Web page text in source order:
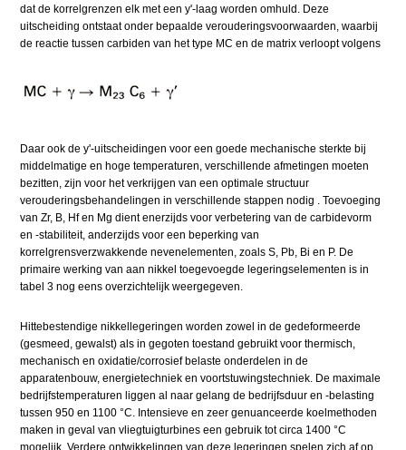
dat de korrelgrenzen elk met een y'-laag worden omhuld. Deze
uitscheiding ontstaat onder bepaalde verouderingsvoorwaarden, waarbij
de reactie tussen carbiden van het type MC en de matrix verloopt volgens
Daar ook de y'-uitscheidingen voor een goede mechanische sterkte bij
middelmatige en hoge temperaturen, verschillende afmetingen moeten
bezitten, zijn voor het verkrijgen van een optimale structuur
verouderingsbehandelingen in verschillende stappen nodig . Toevoeging
van Zr, B, Hf en Mg dient enerzijds voor verbetering van de carbidevorm
en -stabiliteit, anderzijds voor een beperking van
korrelgrensverzwakkende nevenelementen, zoals S, Pb, Bi en P. De
primaire werking van aan nikkel toegevoegde legeringselementen is in
tabel 3 nog eens overzichtelijk weergegeven.
Hittebestendige nikkellegeringen worden zowel in de gedeformeerde
(gesmeed, gewalst) als in gegoten toestand gebruikt voor thermisch,
mechanisch en oxidatie/corrosief belaste onderdelen in de
apparatenbouw, energietechniek en voortstuwingstechniek. De maximale
bedrijfstemperaturen liggen al naar gelang de bedrijfsduur en -belasting
tussen 950 en 1100 °C. Intensieve en zeer genuanceerde koelmethoden
maken in geval van vliegtuigturbines een gebruik tot circa 1400 °C
mogelijk. Verdere ontwikkelingen van deze legeringen spelen zich af op